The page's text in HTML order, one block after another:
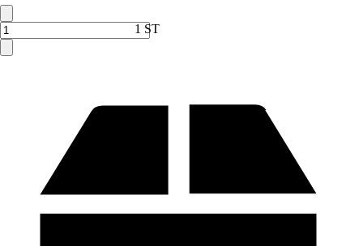
1 ST